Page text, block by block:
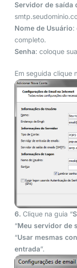
Servidor de saída
Nome de Usuário:
completo.
Senha: coloque
Em seguida clique
6. Clique na guia “
“Meu servidor de
“Usar mesmas
entrada”.